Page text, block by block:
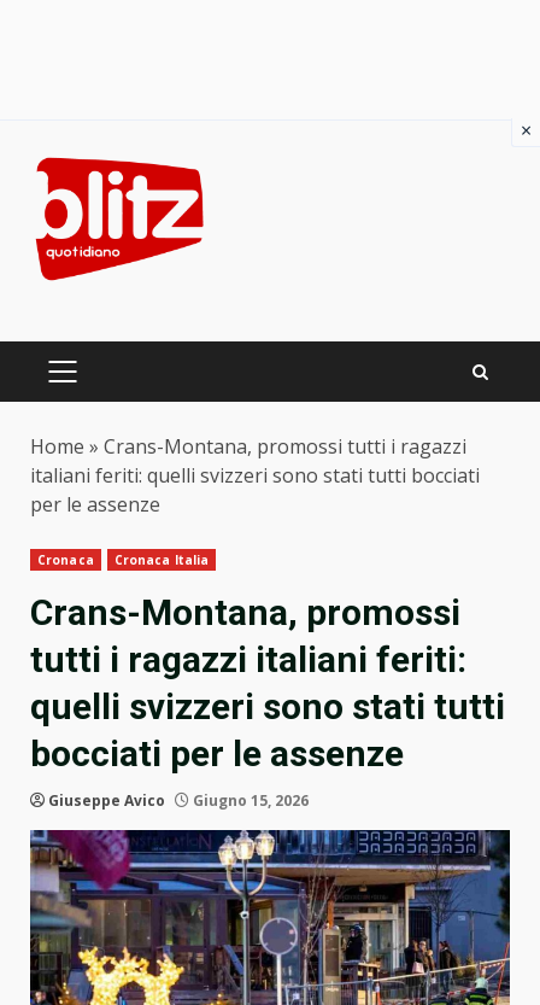
content
PRIMARY
Home » Crans-Montana, promossi tutti i ragazzi
italiani feriti: quelli svizzeri sono stati tutti bocciati
per le assenze
Cronaca Cronaca Italia
Crans-Montana, promossi
tutti i ragazzi italiani feriti:
quelli svizzeri sono stati tutti
bocciati per le assenze
Giuseppe Avico Giugno 15, 2026
×